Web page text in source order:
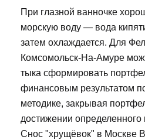
При глазной ванночке
морскую воду — вода
затем охлаждается. Для
Комсомольск-На-Амуре
тыка сформировать
финансовым результатом
методике, закрывая
достижении определенного
Снос "хрущёвок" в Москве